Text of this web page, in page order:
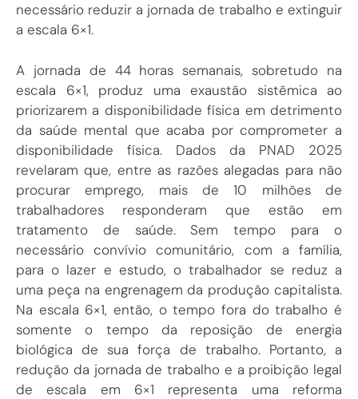
necessário reduzir a jornada de trabalho e extinguir
a escala 6×1.
A jornada de 44 horas semanais, sobretudo na
escala 6×1, produz uma exaustão sistêmica ao
priorizarem a disponibilidade física em detrimento
da saúde mental que acaba por comprometer a
disponibilidade física. Dados da PNAD 2025
revelaram que, entre as razões alegadas para não
procurar emprego, mais de 10 milhões de
trabalhadores responderam que estão em
tratamento de saúde. Sem tempo para o
necessário convívio comunitário, com a família,
para o lazer e estudo, o trabalhador se reduz a
uma peça na engrenagem da produção capitalista.
Na escala 6×1, então, o tempo fora do trabalho é
somente o tempo da reposição de energia
biológica de sua força de trabalho. Portanto, a
redução da jornada de trabalho e a proibição legal
de escala em 6×1 representa uma reforma